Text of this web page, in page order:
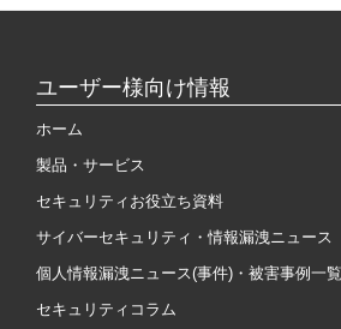
ユーザー様向け情報
ホーム
製品・サービス
セキュリティお役立ち資料
サイバーセキュリティ・情報漏洩ニュース
個人情報漏洩ニュース(事件)・被害事例一覧
セキュリティコラム